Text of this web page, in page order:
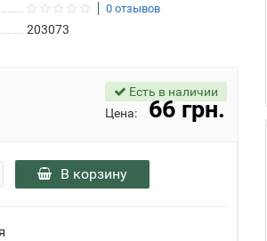
0 отзывов
203073
Есть в наличии
Цена:
66 грн.
В корзину